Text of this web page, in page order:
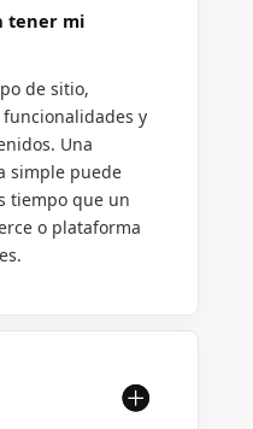
tener mi
de sitio,
y
Una
simple puede
tiempo que un
o plataforma